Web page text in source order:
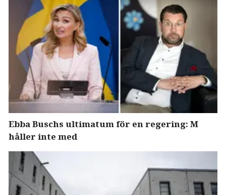
Ebba Buschs ultimatum för en regering: M
håller inte med